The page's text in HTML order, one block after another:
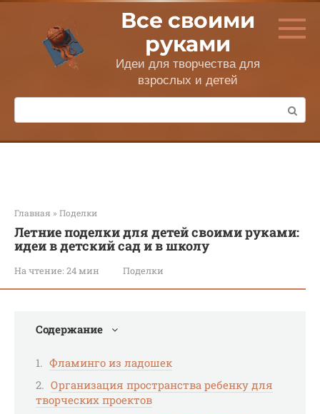
Перейти
контенту
Все своими
руками
Идеи для творчества для
взрослых и детей
Поиск:
Главная » Поделки
Летние поделки для детей своими руками:
идеи в детский сад и в школу
На чтение: 24 мин Поделки
Содержание
Фламинго из ладошек
Организация пространства ребенку для
творческих проектов